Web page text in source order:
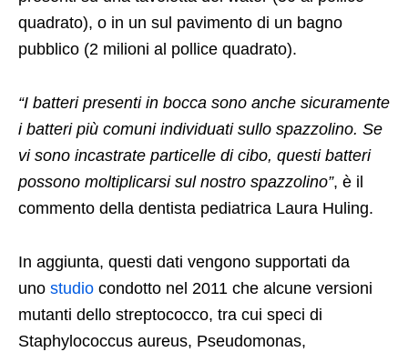
quadrato), o in un sul pavimento di un bagno
pubblico (2 milioni al pollice quadrato).
“I batteri presenti in bocca sono anche sicuramente
i batteri più comuni individuati sullo spazzolino. Se
vi sono incastrate particelle di cibo, questi batteri
possono moltiplicarsi sul nostro spazzolino”, è il
commento della dentista pediatrica Laura Huling.
In aggiunta, questi dati vengono supportati da
uno studio condotto nel 2011 che alcune versioni
mutanti dello streptococco, tra cui speci di
Staphylococcus aureus, Pseudomonas,